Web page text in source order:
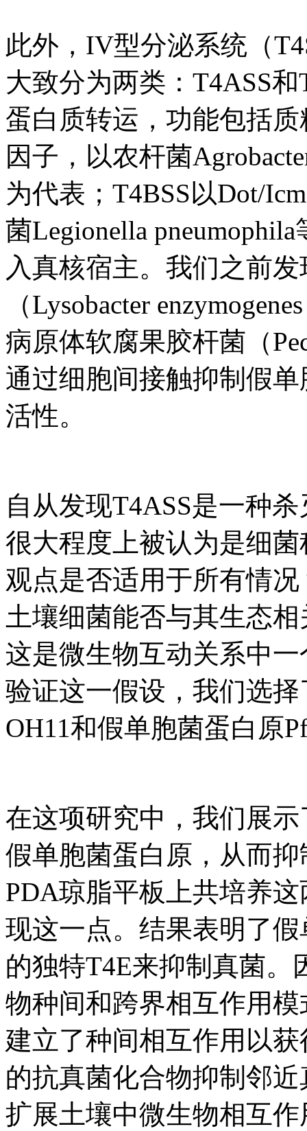
此外，IV型分泌系统（
大致分为两类：T4ASS
蛋白质转运，功能包括
因子，以农杆菌
为代表；T4BSS以Dot/
菌Legionella
入真核宿主。我们之前
（Lysobacter
病原体软腐果胶杆菌（
通过细胞间接触抑制假
活性。
自从发现T4ASS是一种
很大程度上被认为是细
观点是否适用于所有情
土壤细菌能否与其生态
这是微生物互动关系中
验证这一假设，我们选
OH11和假单胞菌蛋白原
在这项研究中，我们展
假单胞菌蛋白原，从而
PDA琼脂平板上共培养
现这一点。结果表明了
的独特T4E来抑制真菌
物种间和跨界相互作用
建立了种间相互作用以
的抗真菌化合物抑制邻
扩展土壤中微生物相互